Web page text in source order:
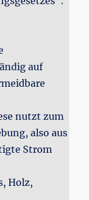
auf
nutzt zum
also aus
Strom
Holz,